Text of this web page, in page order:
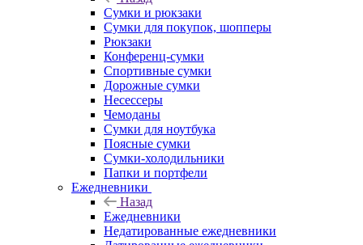
Сумки и рюкзаки
Сумки для покупок, шопперы
Рюкзаки
Конференц-сумки
Спортивные сумки
Дорожные сумки
Несессеры
Чемоданы
Сумки для ноутбука
Поясные сумки
Сумки-холодильники
Папки и портфели
Ежедневники
Назад
Ежедневники
Недатированные ежедневники